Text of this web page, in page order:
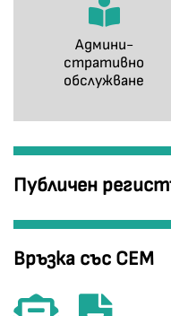
Админи-
стративно
обслужване
Публичен
Връзка със СЕМ